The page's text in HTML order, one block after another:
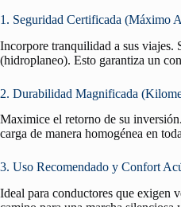
1. Seguridad Certificada (Máximo
Incorpore tranquilidad a sus viajes.
(hidroplaneo). Esto garantiza un
2. Durabilidad Magnificada
Maximice el retorno de su
carga de manera homogénea en
3. Uso Recomendado y Confort
Ideal para conductores que exigen